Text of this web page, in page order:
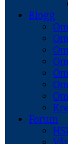
Blogg
Forum